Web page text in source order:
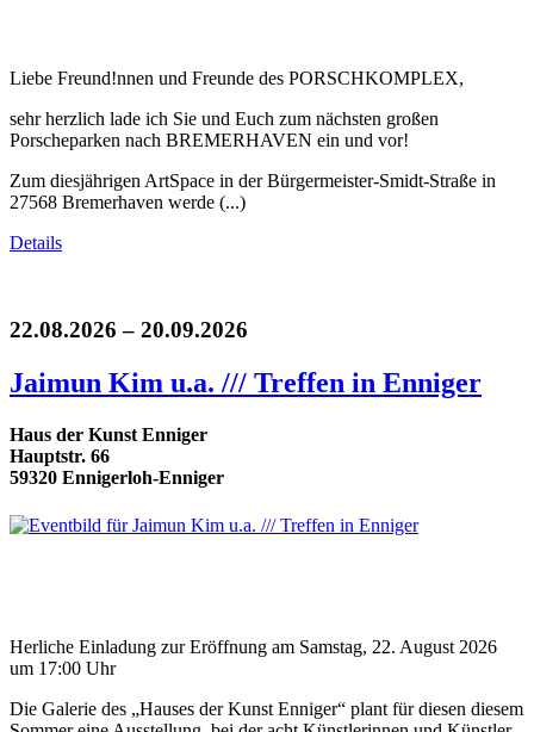
Liebe Freund!nnen und Freunde des PORSCHKOMPLEX,
sehr herzlich lade ich Sie und Euch zum nächsten großen
Porscheparken nach BREMERHAVEN ein und vor!
Zum diesjährigen ArtSpace in der Bürgermeister-Smidt-Straße in
27568 Bremerhaven werde (...)
Details
22.08.2026 – 20.09.2026
Jaimun Kim u.a. /// Treffen in Enniger
Haus der Kunst Enniger
Hauptstr. 66
59320 Ennigerloh-Enniger
Herliche Einladung zur Eröffnung am Samstag, 22. August 2026
um 17:00 Uhr
Die Galerie des „Hauses der Kunst Enniger“ plant für diesen diesem